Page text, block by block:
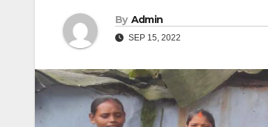
By Admin
SEP 15, 2022